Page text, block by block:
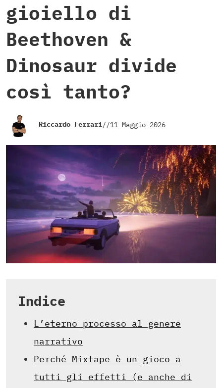
gioiello di
Beethoven &
Dinosaur divide
così tanto?
Riccardo Ferrari//11 Maggio 2026
Indice
L’eterno processo al genere
narrativo
Perché Mixtape è un gioco a
tutti gli effetti (e anche di